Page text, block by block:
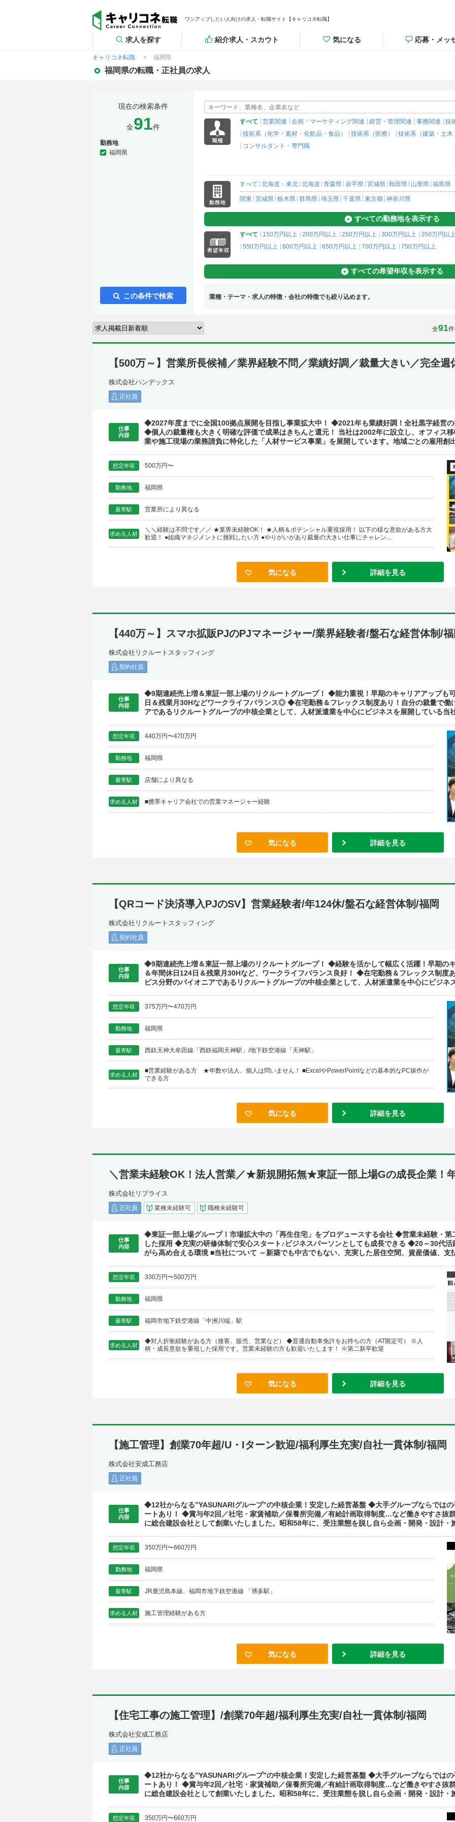
ワンアップしたい人向けの求人・転職サイト【キャリコネ転職】
求人を探す 紹介求人・スカウト 気になる 応募・メッ
キャリコネ転職 福岡県
福岡県の転職・正社員の求人
現在の検索条件
全91件
勤務地
福岡県
この条件で検索
すべて 営業関連 企画・マーケティング関連 経営・管理関連 事務関連
技
技術系（化学・素材・化粧品・食品）
技術系（医療）
技術系（建築・土木
コンサルタント・専門職
すべて 北海道・東北 北海道 青森県 岩手県 宮城県 秋田県 山形県 福島県
関東 茨城県 栃木県 群馬県 埼玉県 千葉県 東京都 神奈川県
すべての勤務地を表示する
すべて 150万円以上 200万円以上 250万円以上 300万円以上
350万円以
550万円以上
600万円以上 650万円以上 700万円以上 750万円以上
すべての希望年収を表示する
業種・テーマ・求人の特徴・会社の特徴でも絞り込めます。
全91
【500万～】営業所長候補／業界経験不問／業績好調／裁量大きい／完全週
株式会社ハンデックス
正社員
仕事
内容
◆2027年度までに全国100拠点展開を目指し事業拡大中！ ◆2021年も業績好調！全社黒字経営
◆個人の裁量権も大きく明確な評価で成果はきちんと還元！ 当社は2002年に設立し、オフィス
業や施工現場の業務請負に特化した「人材サービス事業」を展開しています。地域ごとの雇用創
想定年収 500万円〜
勤務地 福岡県
最寄駅 営業所により異なる
求める人材
＼＼経験は不問です／／ ★業界未経験OK！ ★人柄＆ポテンシャル重視採用！ 以下の様な意欲がある方大
歓迎！ ●組織マネジメントに挑戦したい方 ●やりがいがあり裁量の大きい仕事にチャレン...
気になる 詳細を見る
【440万～】スマホ拡販PJのPJマネージャー/業界経験者/盤石な経営体制/
株式会社リクルートスタッフィング
契約社員
仕事
内容
◆9期連続売上増＆東証一部上場のリクルートグループ！ ◆能力重視！早期のキャリアアップ
日＆残業月30Hなどワークライフバランス◎ ◆在宅勤務＆フレックス制度あり！自分の裁量で働
アであるリクルートグループの中核企業として、人材派遣業を中心にビジネスを展開している当
想定年収 440万円〜470万円
勤務地 福岡県
最寄駅 店舗により異なる
求める人材 ■携帯キャリア会社での営業マネージャー経験
気になる 詳細を見る
【QRコード決済導入PJのSV】営業経験者/年124休/盤石な経営体制/福岡
株式会社リクルートスタッフィング
契約社員
仕事
内容
◆9期連続売上増＆東証一部上場のリクルートグループ！ ◆経験を活かして幅広く活躍！早期の
＆年間休日124日＆残業月30Hなど、ワークライフバランス良好！ ◆在宅勤務＆フレックス制度
ビス分野のパイオニアであるリクルートグループの中核企業として、人材派遣業を中心にビジネ
想定年収 375万円〜470万円
勤務地 福岡県
最寄駅 西鉄天神大牟田線「西鉄福岡天神駅」/地下鉄空港線「天神駅」
求める人材
■営業経験がある方 ★年数や法人、個人は問いません！ ■ExcelやPowerPointなどの基本的なPC操作が
できる方
気になる 詳細を見る
＼営業未経験OK！法人営業／★新規開拓無★東証一部上場Gの成長企業！
株式会社リプライス
正社員 業種未経験可 職種未経験可
仕事
内容
◆東証一部上場グループ！市場拡大中の「再生住宅」をプロデュースする会社 ◆営業未経験・第
した採用 ◆充実の研修体制で安心スタート♪ビジネスパーソンとしても成長できる ◆20～30代
がら高め合える環境 ■当社について ～新築でも中古でもない、充実した居住空間、資産価値、支
想定年収 330万円〜500万円
勤務地 福岡県
最寄駅 福岡市地下鉄空港線「中洲川端」駅
求める人材
◆対人折衝経験がある方（接客、販売、営業など） ◆普通自動車免許をお持ちの方（AT限定可） ※人
柄・成長意欲を重視した採用です。営業未経験の方も歓迎いたします！ ※第二新卒歓迎
気になる 詳細を見る
【施工管理】創業70年超/U・Iターン歓迎/福利厚生充実/自社一貫体制/福岡
株式会社安成工務店
正社員
仕事
内容
◆12社からなる”YASUNARIグループ”の中核企業！安定した経営基盤 ◆大手グループならでは
ートあり！ ◆賞与年2回／社宅・家賃補助／保養所完備／有給計画取得制度…など働きやすさ抜
に総合建設会社として創業いたしました。昭和58年に、受注業態を脱し自ら企画・開発・設計・
想定年収 350万円〜660万円
勤務地 福岡県
最寄駅 JR鹿児島本線、福岡市地下鉄空港線 「博多駅」
求める人材 施工管理経験がある方
気になる 詳細を見る
【住宅工事の施工管理】/創業70年超/福利厚生充実/自社一貫体制/福岡
株式会社安成工務店
正社員
仕事
内容
◆12社からなる”YASUNARIグループ”の中核企業！安定した経営基盤 ◆大手グループならでは
ートあり！ ◆賞与年2回／社宅・家賃補助／保養所完備／有給計画取得制度…など働きやすさ抜
に総合建設会社として創業いたしました。昭和58年に、受注業態を脱し自ら企画・開発・設計・
想定年収 350万円〜660万円